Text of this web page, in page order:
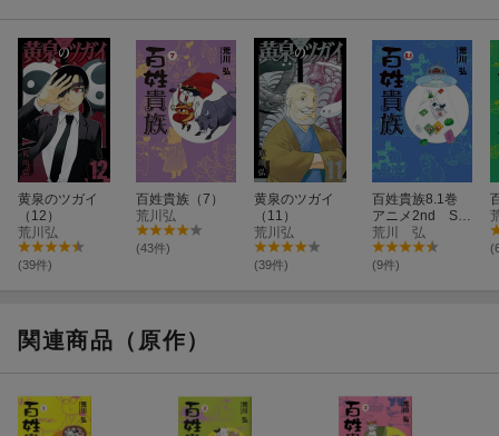
黄泉のツガイ
（12）
荒川弘
(39件)
百姓貴族（7）
荒川弘
(43件)
黄泉のツガイ
（11）
荒川弘
(39件)
百姓貴族8.1巻
アニメ2nd Se
ason DVD付き
荒川 弘
(9件)
関連商品（原作）